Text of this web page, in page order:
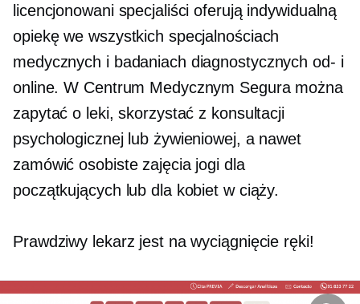
licencjonowani specjaliści oferują indywidualną
opiekę we wszystkich specjalnościach
medycznych i badaniach diagnostycznychod- i
online. W Centrum Medycznym Segura można
zapytać o leki, skorzystać z konsultacji
psychologicznej lub żywieniowej, a nawet
zamówić osobiste zajęcia jogi dla
początkujących lub dla kobiet w ciąży.
Prawdziwy lekarz jest na wyciągnięcie ręki!